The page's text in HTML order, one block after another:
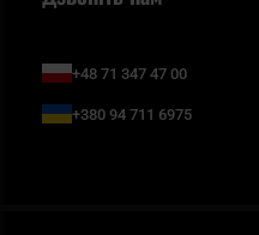
+48 71 347 47 00
+380 94 711 6975